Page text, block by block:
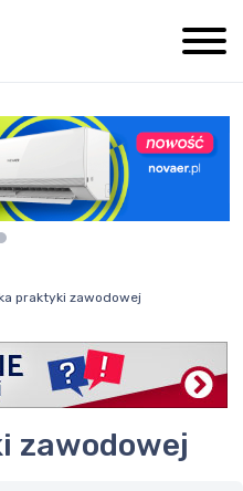
praktyki zawodowej
zawodowej